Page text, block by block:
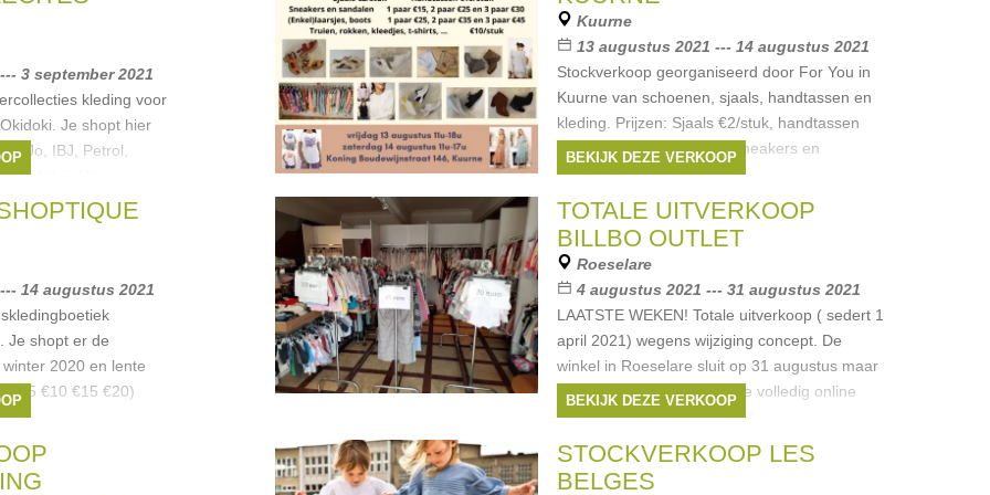
3 september 2021
kleding voor
Je shopt hier
Jo, IBJ, Petrol,
Nik & Nik,
Name it
Kuurne
13 augustus 2021 --- 14 augustus 2021
Stockverkoop georganiseerd door For You in
Kuurne van schoenen, sjaals, handtassen en
kleding. Prijzen: Sjaals €2/stuk, handtassen
€10/stuk, kledij €10/stuk, sneakers en
sandalen (1 paar
BEKIJK DEZE VERKOOP
14 augustus 2021
Je shopt er de
2020 en lente
(€5 €10 €15 €20)
TOTALE UITVERKOOP
BILLBO OUTLET
Roeselare
4 augustus 2021 --- 31 augustus 2021
LAATSTE WEKEN! Totale uitverkoop ( sedert 1
april 2021) wegens wijziging concept. De
winkel in Roeselare sluit op 31 augustus maar
vanaf 1 september gaan we volledig online
verder! Nog heel wat keuze!
Merken:Blue Bay ,Pauline B,Terre
Bleue, RTB ,Charlie , ...
BEKIJK DEZE VERKOOP
STOCKVERKOOP LES
BELGES